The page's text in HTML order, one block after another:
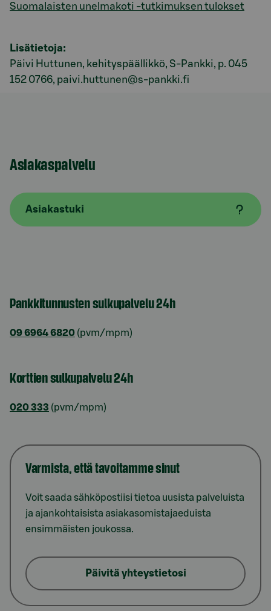
Suomalaisten unelmakoti -tutkimuksen tulokset
Lisätietoja:
Päivi Huttunen, kehityspäällikkö, S-Pankki, p. 045
152 0766, paivi.huttunen@s-pankki.fi
Asiakaspalvelu
Asiakastuki
Pankkitunnusten sulkupalvelu 24h
09 6964 6820 (pvm/mpm)
Korttien sulkupalvelu 24h
020 333 (pvm/mpm)
Varmista, että tavoitamme sinut
Voit saada sähköpostiisi tietoa uusista palveluista
ja ajankohtaisista asiakasomistajaeduista
ensimmäisten joukossa.
Päivitä yhteystietosi